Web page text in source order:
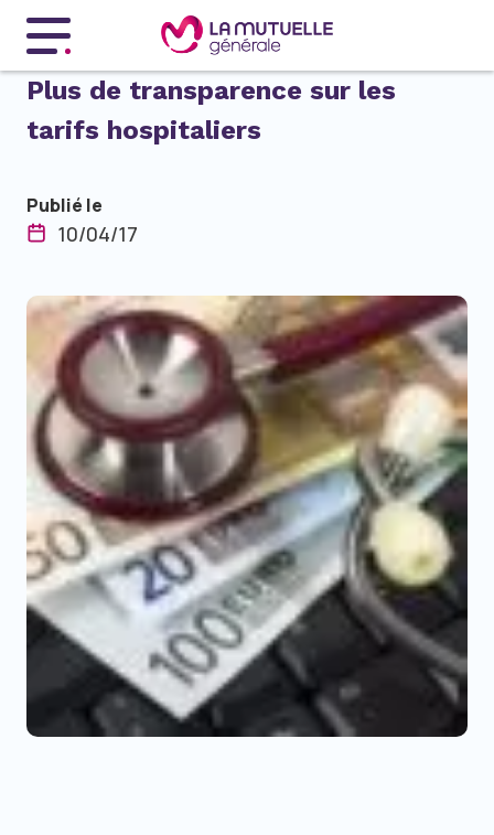
Menu principal
Plus de transparence sur les
tarifs hospitaliers
Publié le
10/04/17